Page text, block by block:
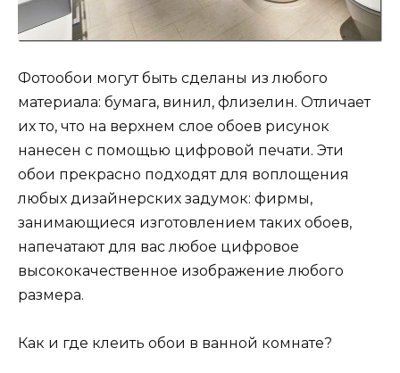
Фотообои могут быть сделаны из любого
материала: бумага, винил, флизелин. Отличает
их то, что на верхнем слое обоев рисунок
нанесен с помощью цифровой печати. Эти
обои прекрасно подходят для воплощения
любых дизайнерских задумок: фирмы,
занимающиеся изготовлением таких обоев,
напечатают для вас любое цифровое
высококачественное изображение любого
размера.
Как и где клеить обои в ванной комнате?